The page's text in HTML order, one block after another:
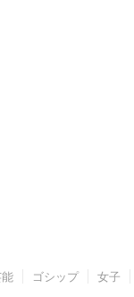
ゴシップ 女子